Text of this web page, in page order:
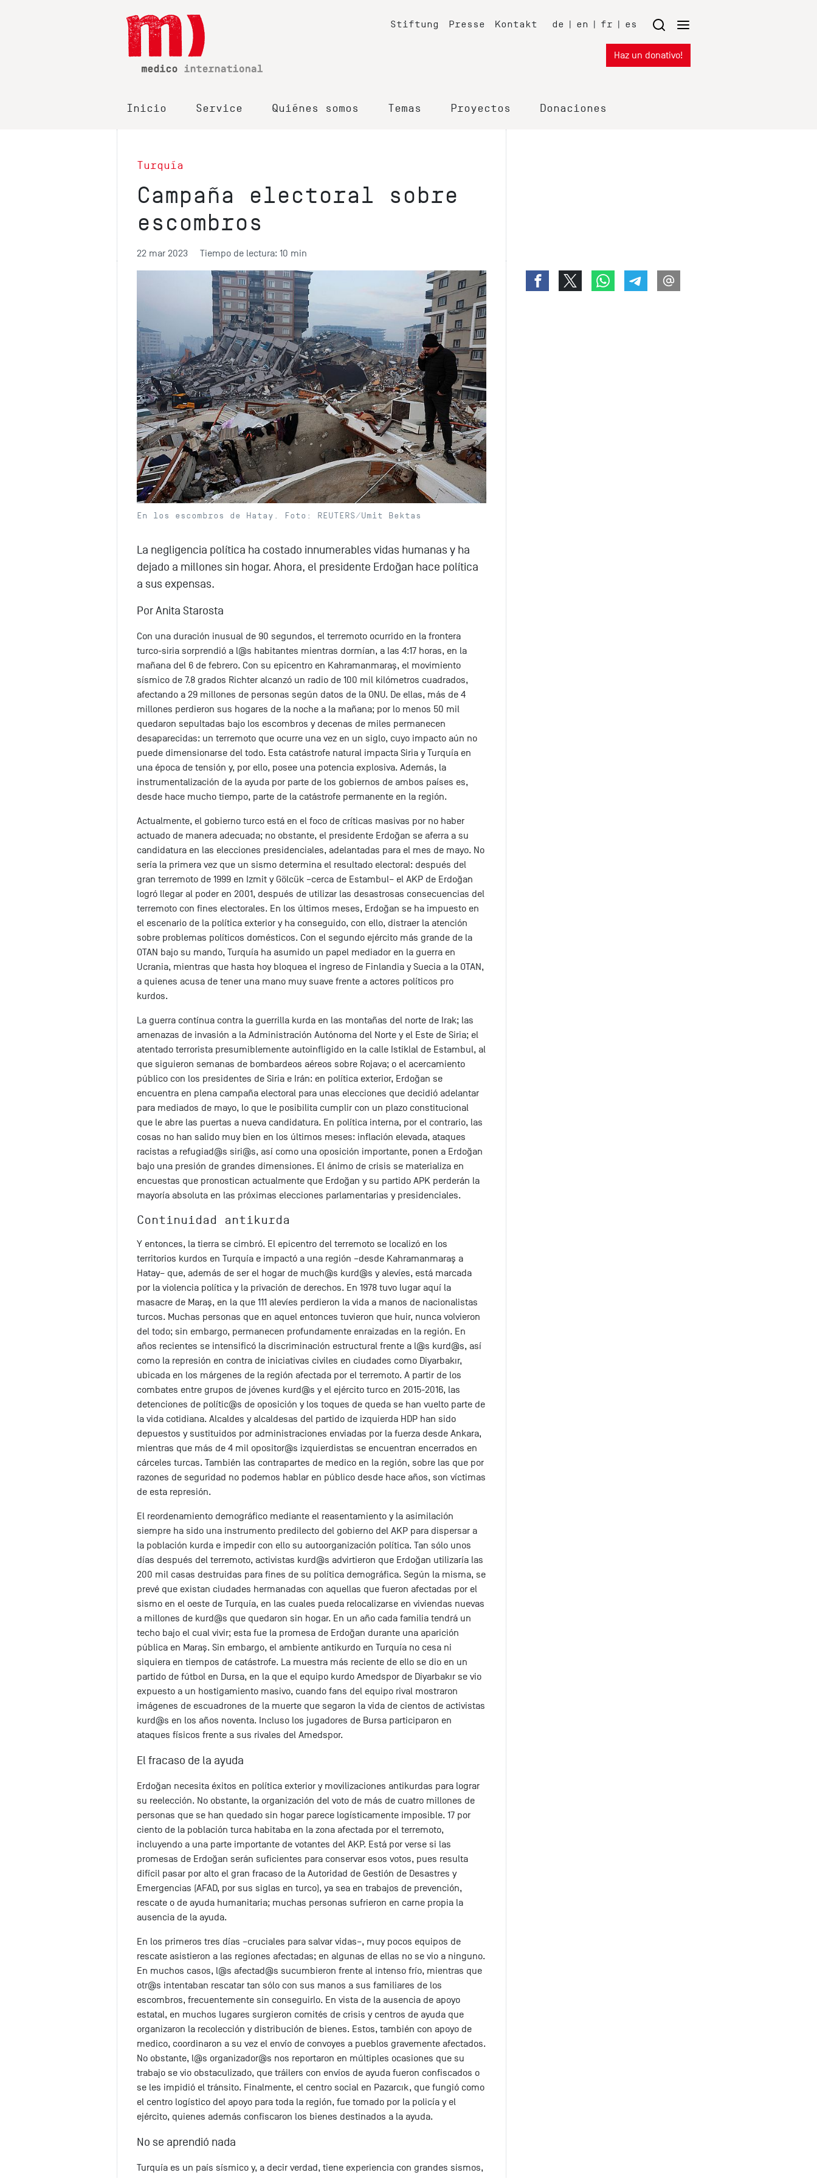
Stiftung Presse Kontakt de | en | fr | es
Haz un donativo!
Inicio Service Quiénes somos Temas Proyectos Donaciones
Turquía
Campaña electoral sobre
escombros
22 mar 2023 Tiempo de lectura: 10 min
En los escombros de Hatay. Foto: REUTERS/Umit Bektas
La negligencia política ha costado innumerables vidas humanas y ha
dejado a millones sin hogar. Ahora, el presidente Erdoğan hace política
a sus expensas.
Por Anita Starosta
Con una duración inusual de 90 segundos, el terremoto ocurrido en la frontera
turco-siria sorprendió a l@s habitantes mientras dormían, a las 4:17 horas, en la
mañana del 6 de febrero. Con su epicentro en Kahramanmaraş, el movimiento
sísmico de 7.8 grados Richter alcanzó un radio de 100 mil kilómetros cuadrados,
afectando a 29 millones de personas según datos de la ONU. De ellas, más de 4
millones perdieron sus hogares de la noche a la mañana; por lo menos 50 mil
quedaron sepultadas bajo los escombros y decenas de miles permanecen
desaparecidas: un terremoto que ocurre una vez en un siglo, cuyo impacto aún no
puede dimensionarse del todo. Esta catástrofe natural impacta Siria y Turquía en
una época de tensión y, por ello, posee una potencia explosiva. Además, la
instrumentalización de la ayuda por parte de los gobiernos de ambos países es,
desde hace mucho tiempo, parte de la catástrofe permanente en la región.
Actualmente, el gobierno turco está en el foco de críticas masivas por no haber
actuado de manera adecuada; no obstante, el presidente Erdoğan se aferra a su
candidatura en las elecciones presidenciales, adelantadas para el mes de mayo. No
sería la primera vez que un sismo determina el resultado electoral: después del
gran terremoto de 1999 en Izmit y Gölcük –cerca de Estambul– el AKP de Erdoğan
logró llegar al poder en 2001, después de utilizar las desastrosas consecuencias del
terremoto con fines electorales. En los últimos meses, Erdoğan se ha impuesto en
el escenario de la política exterior y ha conseguido, con ello, distraer la atención
sobre problemas políticos domésticos. Con el segundo ejército más grande de la
OTAN bajo su mando, Turquía ha asumido un papel mediador en la guerra en
Ucrania, mientras que hasta hoy bloquea el ingreso de Finlandia y Suecia a la OTAN,
a quienes acusa de tener una mano muy suave frente a actores políticos pro
kurdos.
La guerra contínua contra la guerrilla kurda en las montañas del norte de Irak; las
amenazas de invasión a la Administración Autónoma del Norte y el Este de Siria; el
atentado terrorista presumiblemente autoinfligido en la calle Istiklal de Estambul, al
que siguieron semanas de bombardeos aéreos sobre Rojava; o el acercamiento
público con los presidentes de Siria e Irán: en política exterior, Erdoğan se
encuentra en plena campaña electoral para unas elecciones que decidió adelantar
para mediados de mayo, lo que le posibilita cumplir con un plazo constitucional
que le abre las puertas a nueva candidatura. En política interna, por el contrario, las
cosas no han salido muy bien en los últimos meses: inflación elevada, ataques
racistas a refugiad@s siri@s, así como una oposición importante, ponen a Erdoğan
bajo una presión de grandes dimensiones. El ánimo de crisis se materializa en
encuestas que pronostican actualmente que Erdoğan y su partido APK perderán la
mayoría absoluta en las próximas elecciones parlamentarias y presidenciales.
Continuidad antikurda
Y entonces, la tierra se cimbró. El epicentro del terremoto se localizó en los
territorios kurdos en Turquía e impactó a una región –desde Kahramanmaraş a
Hatay– que, además de ser el hogar de much@s kurd@s y alevíes, está marcada
por la violencia política y la privación de derechos. En 1978 tuvo lugar aquí la
masacre de Maraş, en la que 111 alevíes perdieron la vida a manos de nacionalistas
turcos. Muchas personas que en aquel entonces tuvieron que huir, nunca volvieron
del todo; sin embargo, permanecen profundamente enraizadas en la región. En
años recientes se intensificó la discriminación estructural frente a l@s kurd@s, así
como la represión en contra de iniciativas civiles en ciudades como Diyarbakır,
ubicada en los márgenes de la región afectada por el terremoto. A partir de los
combates entre grupos de jóvenes kurd@s y el ejército turco en 2015-2016, las
detenciones de polític@s de oposición y los toques de queda se han vuelto parte de
la vida cotidiana. Alcaldes y alcaldesas del partido de izquierda HDP han sido
depuestos y sustituidos por administraciones enviadas por la fuerza desde Ankara,
mientras que más de 4 mil opositor@s izquierdistas se encuentran encerrados en
cárceles turcas. También las contrapartes de medico en la región, sobre las que por
razones de seguridad no podemos hablar en público desde hace años, son víctimas
de esta represión.
El reordenamiento demográfico mediante el reasentamiento y la asimilación
siempre ha sido una instrumento predilecto del gobierno del AKP para dispersar a
la población kurda e impedir con ello su autoorganización política. Tan sólo unos
días después del terremoto, activistas kurd@s advirtieron que Erdoğan utilizaría las
200 mil casas destruidas para fines de su política demográfica. Según la misma, se
prevé que existan ciudades hermanadas con aquellas que fueron afectadas por el
sismo en el oeste de Turquía, en las cuales pueda relocalizarse en viviendas nuevas
a millones de kurd@s que quedaron sin hogar. En un año cada familia tendrá un
techo bajo el cual vivir; esta fue la promesa de Erdoğan durante una aparición
pública en Maraş. Sin embargo, el ambiente antikurdo en Turquía no cesa ni
siquiera en tiempos de catástrofe. La muestra más reciente de ello se dio en un
partido de fútbol en Dursa, en la que el equipo kurdo Amedspor de Diyarbakır se vio
expuesto a un hostigamiento masivo, cuando fans del equipo rival mostraron
imágenes de escuadrones de la muerte que segaron la vida de cientos de activistas
kurd@s en los años noventa. Incluso los jugadores de Bursa participaron en
ataques físicos frente a sus rivales del Amedspor.
El fracaso de la ayuda
Erdoğan necesita éxitos en política exterior y movilizaciones antikurdas para lograr
su reelección. No obstante, la organización del voto de más de cuatro millones de
personas que se han quedado sin hogar parece logísticamente imposible. 17 por
ciento de la población turca habitaba en la zona afectada por el terremoto,
incluyendo a una parte importante de votantes del AKP. Está por verse si las
promesas de Erdoğan serán suficientes para conservar esos votos, pues resulta
difícil pasar por alto el gran fracaso de la Autoridad de Gestión de Desastres y
Emergencias (AFAD, por sus siglas en turco), ya sea en trabajos de prevención,
rescate o de ayuda humanitaria; muchas personas sufrieron en carne propia la
ausencia de la ayuda.
En los primeros tres días –cruciales para salvar vidas–, muy pocos equipos de
rescate asistieron a las regiones afectadas; en algunas de ellas no se vio a ninguno.
En muchos casos, l@s afectad@s sucumbieron frente al intenso frío, mientras que
otr@s intentaban rescatar tan sólo con sus manos a sus familiares de los
escombros, frecuentemente sin conseguirlo. En vista de la ausencia de apoyo
estatal, en muchos lugares surgieron comités de crisis y centros de ayuda que
organizaron la recolección y distribución de bienes. Estos, también con apoyo de
medico, coordinaron a su vez el envío de convoyes a pueblos gravemente afectados.
No obstante, l@s organizador@s nos reportaron en múltiples ocasiones que su
trabajo se vio obstaculizado, que tráilers con envíos de ayuda fueron confiscados o
se les impidió el tránsito. Finalmente, el centro social en Pazarcık, que fungió como
el centro logístico del apoyo para toda la región, fue tomado por la policía y el
ejército, quienes además confiscaron los bienes destinados a la ayuda.
No se aprendió nada
Turquía es un país sísmico y, a decir verdad, tiene experiencia con grandes sismos,